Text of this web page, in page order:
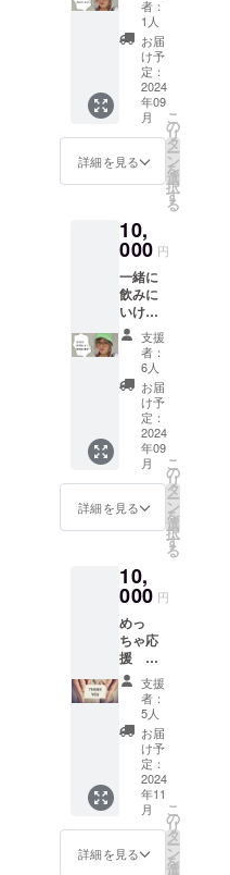
す！
（所要
時間
は、2時
間～3時
間） 場
所：当
店 開催
期間：
オープ
2025/11
/30ま
で...
者：
1人
お届
け予
定：
2024
年09
月
詳細を見る
こ
の
リ
タ
ー
ン
を
選
択
す
る
10,
000 円
一緒に
飲みに
いける
権(飲食
代別) 私
以上に
飲めた
ら良い
ことあ
るか
も。 場
所：大
阪市内
もしく
わ泉大
間：
2024/09
/01～
2025/11
/31ま
で... ※日
時調整
連絡手
段は
メール
にて対
応しま
す。 な
お支援
者様の
交通費
など
支援
者：
6人
お届
け予
定：
2024
年09
月
詳細を見る
こ
の
リ
タ
ー
ン
を
選
択
す
る
10,
000 円
めっ
ちゃ応
援 あ
りがと
うの手
紙書き
ます！
支援
者：
5人
お届
け予
定：
2024
年11
月
詳細を見る
こ
の
リ
タ
ー
ン
を
選